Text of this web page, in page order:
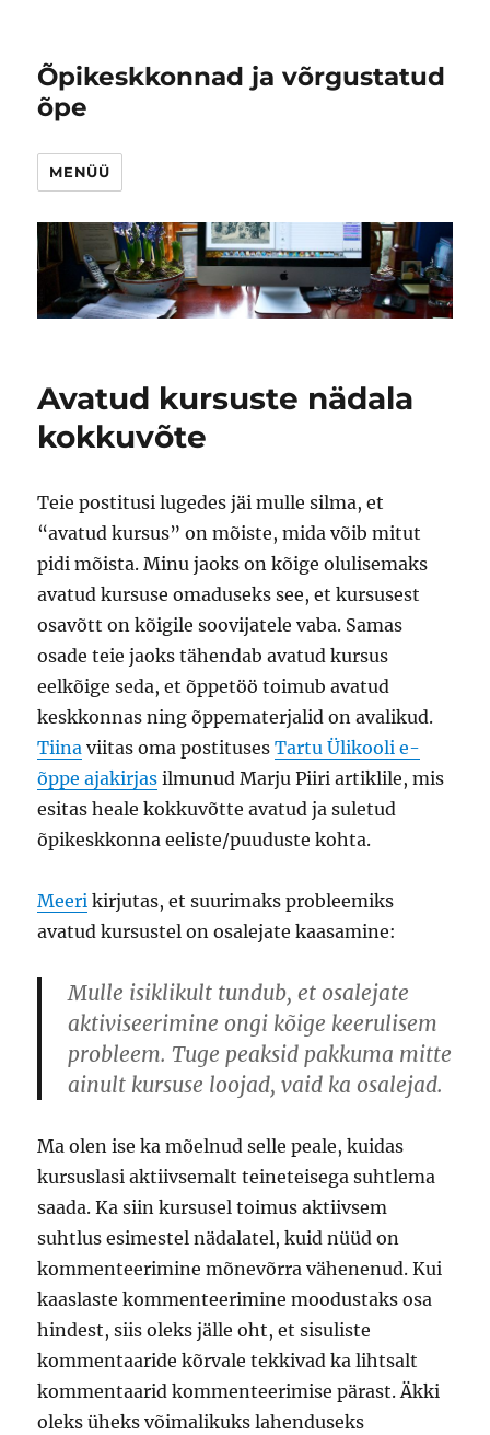
Õpikeskkonnad ja võrgustatud
õpe
MENÜÜ
Avatud kursuste nädala
kokkuvõte
Teie postitusi lugedes jäi mulle silma, et
“avatud kursus” on mõiste, mida võib mitut
pidi mõista. Minu jaoks on kõige olulisemaks
avatud kursuse omaduseks see, et kursusest
osavõtt on kõigile soovijatele vaba. Samas
osade teie jaoks tähendab avatud kursus
eelkõige seda, et õppetöö toimub avatud
keskkonnas ning õppematerjalid on avalikud.
Tiina viitas oma postitusesTartu Ülikooli e-
õppe ajakirjas ilmunud Marju Piiri artiklile, mis
esitas heale kokkuvõtte avatud ja suletud
õpikeskkonna eeliste/puuduste kohta.
Meeri kirjutas, et suurimaks probleemiks
avatud kursustel on osalejate kaasamine:
Mulle isiklikult tundub, et osalejate
aktiviseerimine ongi kõige keerulisem
probleem. Tuge peaksid pakkuma mitte
ainult kursuse loojad, vaid ka osalejad.
Ma olen ise ka mõelnud selle peale, kuidas
kursuslasi aktiivsemalt teineteisega suhtlema
saada. Ka siin kursusel toimus aktiivsem
suhtlus esimestel nädalatel, kuid nüüd on
kommenteerimine mõnevõrra vähenenud. Kui
kaaslaste kommenteerimine moodustaks osa
hindest, siis oleks jälle oht, et sisuliste
kommentaaride kõrvale tekkivad ka lihtsalt
kommentaarid kommenteerimise pärast. Äkki
oleks üheks võimalikuks lahenduseks